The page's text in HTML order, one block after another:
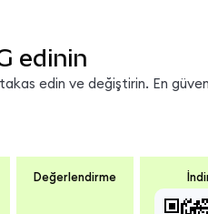
edinin
edin ve değiştirin. En
Değerlendirme